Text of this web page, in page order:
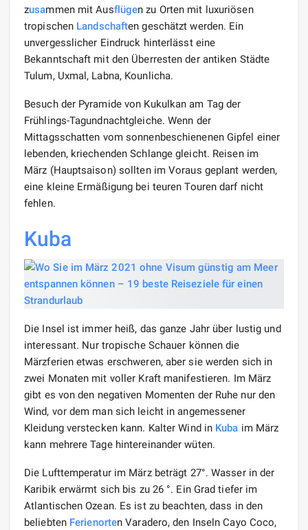
zusammen mit Ausflügen zu Orten mit luxuriösen
tropischen Landschaften geschätzt werden. Ein
unvergesslicher Eindruck hinterlässt eine
Bekanntschaft mit den Überresten der antiken Städte
Tulum, Uxmal, Labna, Kounlicha.
Besuch der Pyramide von Kukulkan am Tag der
Frühlings-Tagundnachtgleiche. Wenn der
Mittagsschatten vom sonnenbeschienenen Gipfel einer
lebenden, kriechenden Schlange gleicht. Reisen im
März (Hauptsaison) sollten im Voraus geplant werden,
eine kleine Ermäßigung bei teuren Touren darf nicht
fehlen.
Kuba
Die Insel ist immer heiß, das ganze Jahr über lustig und
interessant. Nur tropische Schauer können die
Märzferien etwas erschweren, aber sie werden sich in
zwei Monaten mit voller Kraft manifestieren. Im März
gibt es von den negativen Momenten der Ruhe nur den
Wind, vor dem man sich leicht in angemessener
Kleidung verstecken kann. Kalter Wind in Kuba im März
kann mehrere Tage hintereinander wüten.
Die Lufttemperatur im März beträgt 27°. Wasser in der
Karibik erwärmt sich bis zu 26 °. Ein Grad tiefer im
Atlantischen Ozean. Es ist zu beachten, dass in den
beliebten Ferienorten Varadero, den Inseln Cayo Coco,